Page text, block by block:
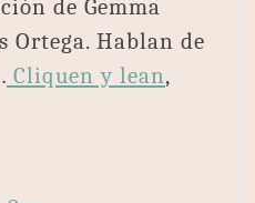
de Gemma
Ortega. Hablan de
Cliquen y lean,